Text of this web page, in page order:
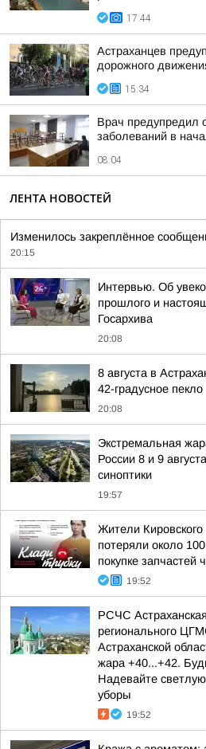
17:44
Астраханцев
дорожного
15:34
Врач предупредил
заболеваний в
08:04
ЛЕНТА НОВОСТЕЙ
Изменилось закреплённое
20:15
Интервью. Об
прошлого и
Госархива
20:08
8 августа в
42-градусное пекло
20:08
Экстремальная
России 8 и 9
синоптики
19:57
Жители Кировского
потеряли около
покупке запчастей
19:52
РСЧС
регионального
Астраханской
жара +40...+42.
Надевайте
уборы
19:52